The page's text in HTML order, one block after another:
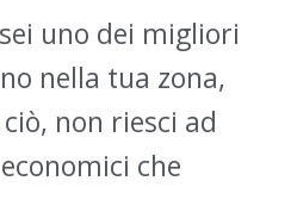
uno dei migliori
nella tua zona,
non riesci ad
che